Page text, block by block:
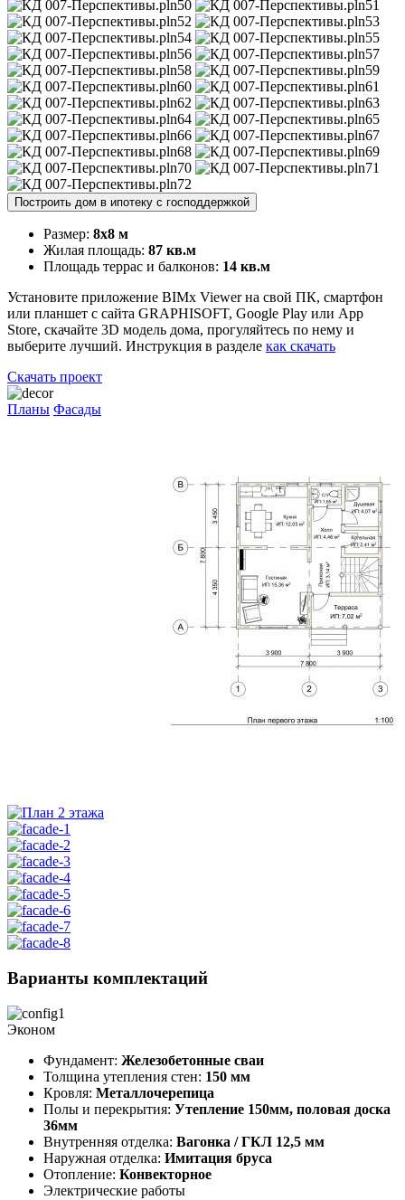
Построить дом в ипотеку с господдержкой
Размер: 8х8 м
Жилая площадь: 87 кв.м
Площадь террас и балконов: 14 кв.м
Установите приложение BIMx Viewer на свой ПК, смартфон
или планшет с сайта GRAPHISOFT, Google Play или App
Store, скачайте 3D модель дома, прогуляйтесь по нему и
выберите лучший. Инструкция в разделе как скачать
Скачать проект
Планы Фасады
Варианты комплектаций
Эконом
Фундамент: Железобетонные сваи
Толщина утепления стен: 150 мм
Кровля: Металлочерепица
Полы и перекрытия: Утепление 150мм, половая доска
36мм
Внутренняя отделка: Вагонка / ГКЛ 12,5 мм
Наружная отделка: Имитация бруса
Отопление: Конвекторное
Электрические работы